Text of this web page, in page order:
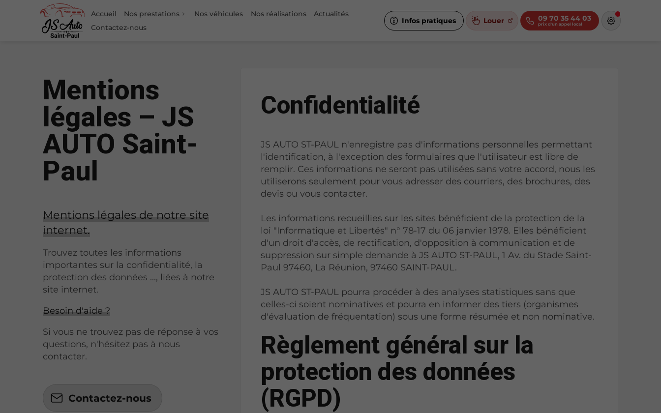
Accueil Nos prestations Nos véhicules Nos réalisations
Actualités
Contactez-nous
Infos pratiques Louer 09 70 35 44 03
Mentions
légales – JS
AUTO Saint-
Paul
Mentions légales de notre site
internet.
Trouvez toutes les informations
importantes sur la confidentialité, la
protection des données ..., liées à notre
site internet.
Besoin d'aide ?
Si vous ne trouvez pas de réponse à vos
questions, n'hésitez pas à nous
contacter.
Contactez-nous
Confidentialité
JS AUTO ST-PAUL n'enregistre pas d'informations personnelles permettant
l'identification, à l'exception des formulaires que l'utilisateur est libre de
remplir. Ces informations ne seront pas utilisées sans votre accord, nous les
utiliserons seulement pour vous adresser des courriers, des brochures, des
devis ou vous contacter.
Les informations recueillies sur les sites bénéficient de la protection de la
loi "Informatique et Libertés" n° 78-17 du 06 janvier 1978. Elles bénéficient
d'un droit d'accès, de rectification, d'opposition à communication et de
suppression sur simple demande à JS AUTO ST-PAUL, 1 Av. du Stade Saint-
Paul 97460, La Réunion, 97460 SAINT-PAUL.
JS AUTO ST-PAUL pourra procéder à des analyses statistiques sans que
celles-ci soient nominatives et pourra en informer des tiers (organismes
d'évaluation de fréquentation) sous une forme résumée et non nominative.
Règlement général sur la
protection des données
(RGPD)